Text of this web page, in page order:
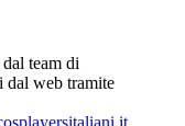
team di
dal web tramite